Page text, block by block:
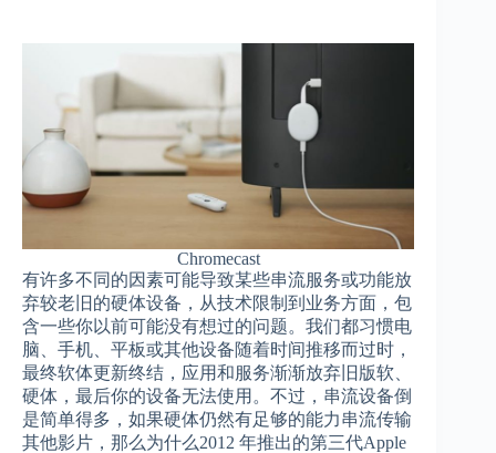
Chromecast
有许多不同的因素可能导致某些串流服务或功能放
弃较老旧的硬体设备，从技术限制到业务方面，包
含一些你以前可能没有想过的问题。我们都习惯电
脑、手机、平板或其他设备随着时间推移而过时，
最终软体更新终结，应用和服务渐渐放弃旧版软、
硬体，最后你的设备无法使用。不过，串流设备倒
是简单得多，如果硬体仍然有足够的能力串流传输
其他影片，那么为什么2012 年推出的第三代Apple